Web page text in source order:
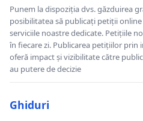
Punem la dispoziția dvs. găzduirea
posibilitatea să publicați petiții
serviciile noastre dedicate. Petițiile
în fiecare zi. Publicarea petițiilor
oferă impact și vizibilitate către
au putere de decizie
Ghiduri